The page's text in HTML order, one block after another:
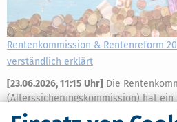
Rentenkommission & Rentenreform
verständlich erklärt
[23.06.2026, 11:15 Uhr] Die
(Alterssicherungskommission) hat
mit 33 Empfehlungen vorgelegt, um